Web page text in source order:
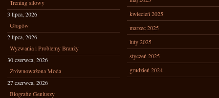
Trening siłowy
3 lipca, 2026
Głogów
2 lipca, 2026
Wyzwania i Problemy Branży
30 czerwca, 2026
Zrównoważona Moda
27 czerwca, 2026
Biografie Geniuszy
kwiecień 2025
marzec 2025
luty 2025
styczeń 2025
grudzień 2024